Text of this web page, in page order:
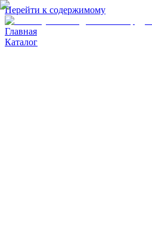
Перейти к содержимому
Главная
Каталог